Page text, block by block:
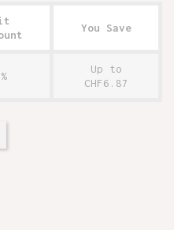
You Save
Up to
CHF6.87